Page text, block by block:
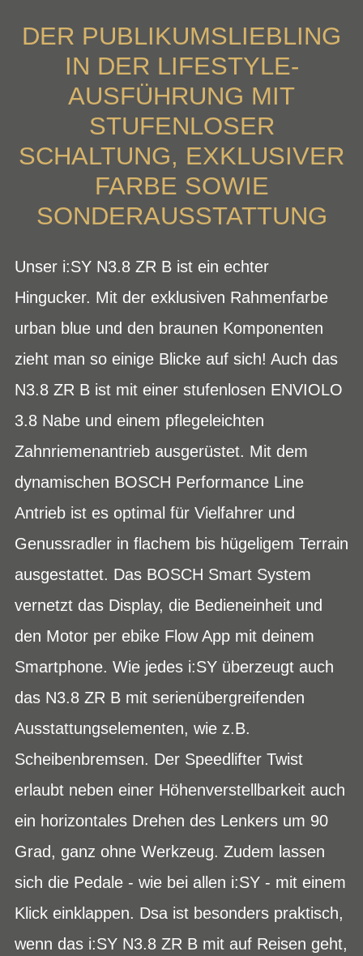
DER PUBLIKUMSLIEBLING
IN DER LIFESTYLE-
AUSFÜHRUNG MIT
STUFENLOSER
SCHALTUNG, EXKLUSIVER
FARBE SOWIE
SONDERAUSSTATTUNG
Unser i:SY N3.8 ZR B ist ein echter
Hingucker. Mit der exklusiven Rahmenfarbe
urban blue und den braunen Komponenten
zieht man so einige Blicke auf sich! Auch das
N3.8 ZR B ist mit einer stufenlosen ENVIOLO
3.8 Nabe und einem pflegeleichten
Zahnriemenantrieb ausgerüstet. Mit dem
dynamischen BOSCH Performance Line
Antrieb ist es optimal für Vielfahrer und
Genussradler in flachem bis hügeligem Terrain
ausgestattet. Das BOSCH Smart System
vernetzt das Display, die Bedieneinheit und
den Motor per ebike Flow App mit deinem
Smartphone. Wie jedes i:SY überzeugt auch
das N3.8 ZR B mit serienübergreifenden
Ausstattungselementen, wie z.B.
Scheibenbremsen. Der Speedlifter Twist
erlaubt neben einer Höhenverstellbarkeit auch
ein horizontales Drehen des Lenkers um 90
Grad, ganz ohne Werkzeug. Zudem lassen
sich die Pedale - wie bei allen i:SY - mit einem
Klick einklappen. Dsa ist besonders praktisch,
wenn das i:SY N3.8 ZR B mit auf Reisen geht,